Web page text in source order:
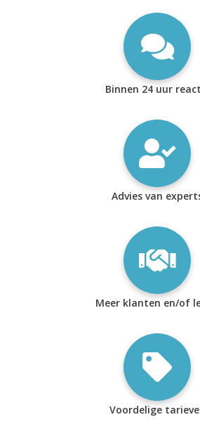
Binnen 24 uur
Advies van
Meer klanten en/of
Voordelige